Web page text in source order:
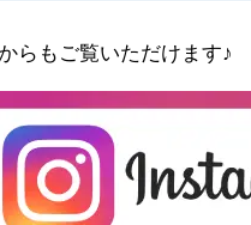
らもご覧いただけます♪